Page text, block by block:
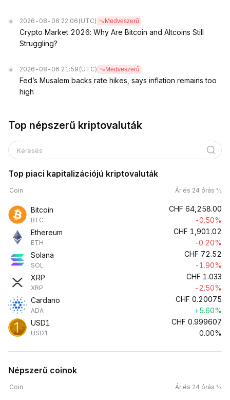
2026-08-06 22:06 (UTC) Medveszerű
Crypto Market 2026: Why Are Bitcoin and Altcoins Still
Struggling?
2026-08-06 21:59 (UTC) Medveszerű
Fed’s Musalem backs rate hikes, says inflation remains too
high
Top népszerű kriptovaluták
Keresés
Top piaci kapitalizációjú kriptovaluták
Coin Ár és 24 órás %
Bitcoin
BTC
CHF 64,258.00
-0.50%
Ethereum
ETH
CHF 1,901.02
-0.20%
Solana
SOL
CHF 72.52
-1.90%
XRP
XRP
CHF 1.033
-2.50%
Cardano
ADA
CHF 0.20075
+5.60%
USD1
USD1
CHF 0.999607
0.00%
Népszerű coinok
Coin Ár és 24 órás %